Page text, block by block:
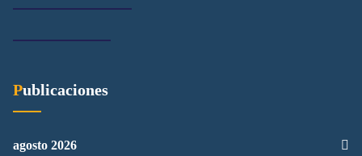
Publicaciones
agosto 2026